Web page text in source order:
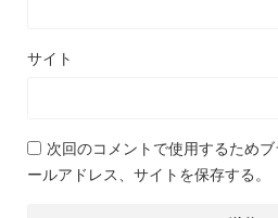
サイト
次回のコメントで使用するため
ールアドレス、サイトを保存する。